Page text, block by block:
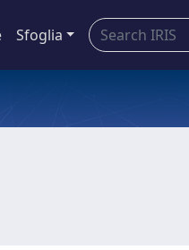
Sfoglia